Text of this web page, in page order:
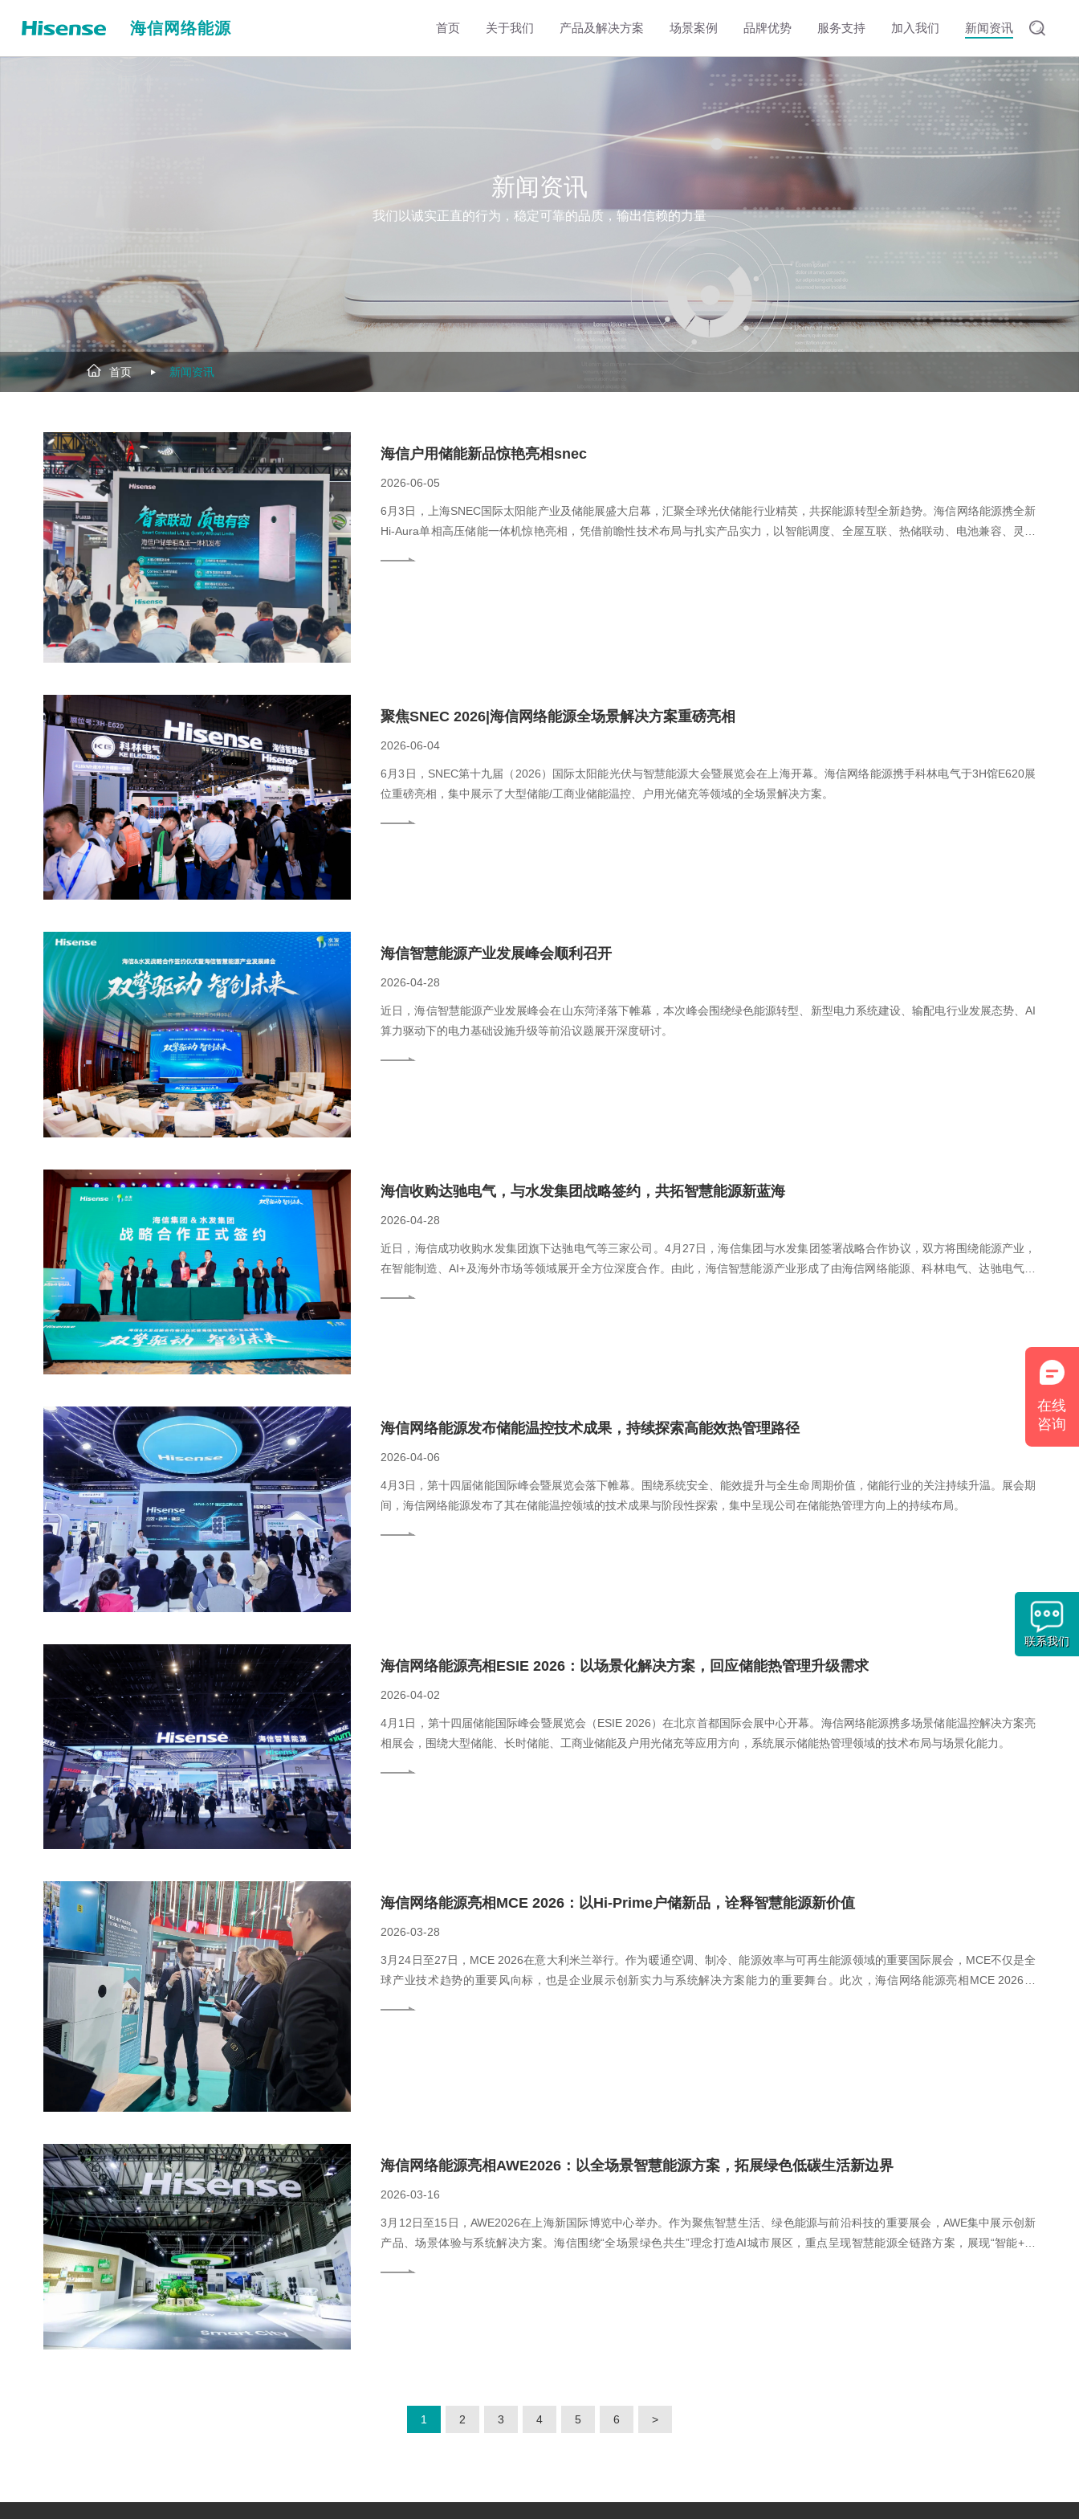
海信网络能源 首页 关于我们 产品及解决方案 场景案例 品牌优势 服务支持 加入我们 新闻资讯
新闻资讯
我们以诚实正直的行为，稳定可靠的品质，输出信赖的力量
首页 新闻资讯
海信户用储能新品惊艳亮相snec
2026-06-05
6月3日，上海SNEC国际太阳能产业及储能展盛大启幕，汇聚全球光伏储能行业精英，共探能源转型全新趋势。海信网络能源携全新
Hi‑Aura单相高压储能一体机惊艳亮相，凭借前瞻性技术布局与扎实产品实力，以智能调度、全屋互联、热储联动、电池兼容、灵活
聚焦SNEC 2026|海信网络能源全场景解决方案重磅亮相
2026-06-04
6月3日，SNEC第十九届（2026）国际太阳能光伏与智慧能源大会暨展览会在上海开幕。海信网络能源携手科林电气于3H馆E620展
位重磅亮相，集中展示了大型储能/工商业储能温控、户用光储充等领域的全场景解决方案。
海信智慧能源产业发展峰会顺利召开
2026-04-28
近日，海信智慧能源产业发展峰会在山东菏泽落下帷幕，本次峰会围绕绿色能源转型、新型电力系统建设、输配电行业发展态势、AI
算力驱动下的电力基础设施升级等前沿议题展开深度研讨。
海信收购达驰电气，与水发集团战略签约，共拓智慧能源新蓝海
2026-04-28
近日，海信成功收购水发集团旗下达驰电气等三家公司。4月27日，海信集团与水发集团签署战略合作协议，双方将围绕能源产业，
在智能制造、AI+及海外市场等领域展开全方位深度合作。由此，海信智慧能源产业形成了由海信网络能源、科林电气、达驰电气等
海信网络能源发布储能温控技术成果，持续探索高能效热管理路径
2026-04-06
4月3日，第十四届储能国际峰会暨展览会落下帷幕。围绕系统安全、能效提升与全生命周期价值，储能行业的关注持续升温。展会期
间，海信网络能源发布了其在储能温控领域的技术成果与阶段性探索，集中呈现公司在储能热管理方向上的持续布局。
海信网络能源亮相ESIE 2026：以场景化解决方案，回应储能热管理升级需求
2026-04-02
4月1日，第十四届储能国际峰会暨展览会（ESIE 2026）在北京首都国际会展中心开幕。海信网络能源携多场景储能温控解决方案亮
相展会，围绕大型储能、长时储能、工商业储能及户用光储充等应用方向，系统展示储能热管理领域的技术布局与场景化能力。
海信网络能源亮相MCE 2026：以Hi-Prime户储新品，诠释智慧能源新价值
2026-03-28
3月24日至27日，MCE 2026在意大利米兰举行。作为暖通空调、制冷、能源效率与可再生能源领域的重要国际展会，MCE不仅是全
球产业技术趋势的重要风向标，也是企业展示创新实力与系统解决方案能力的重要舞台。此次，海信网络能源亮相MCE 2026，
海信网络能源亮相AWE2026：以全场景智慧能源方案，拓展绿色低碳生活新边界
2026-03-16
3月12日至15日，AWE2026在上海新国际博览中心举办。作为聚焦智慧生活、绿色能源与前沿科技的重要展会，AWE集中展示创新
产品、场景体验与系统解决方案。海信围绕“全场景绿色共生”理念打造AI城市展区，重点呈现智慧能源全链路方案，展现“智能+绿
1 2 3 4 5 6 >
联系我们
在线
咨询